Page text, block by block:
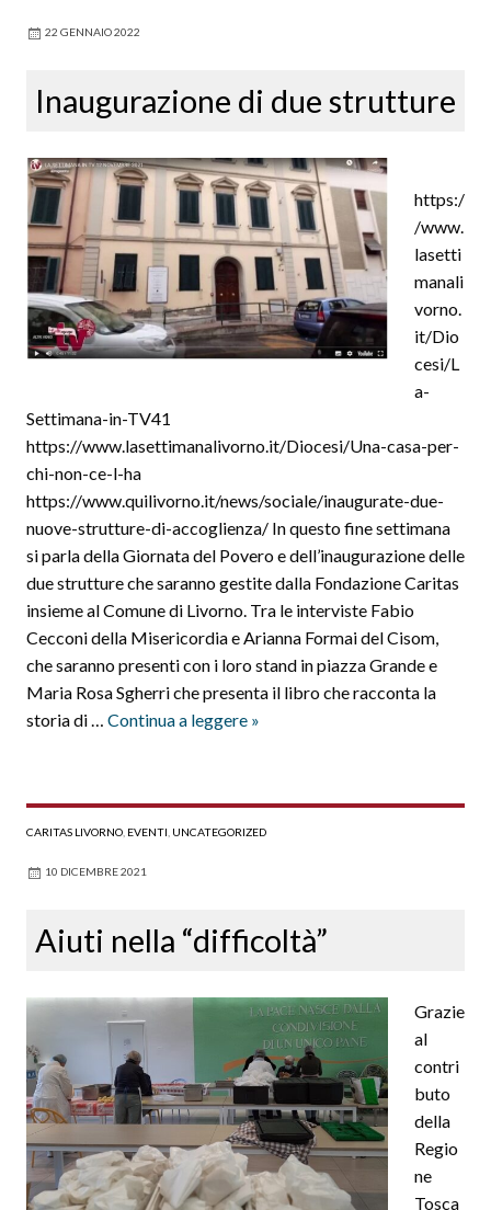
22 GENNAIO 2022
Inaugurazione di due strutture
https:/
/www.
lasetti
manali
vorno.
it/Dio
cesi/L
a-
Settimana-in-TV41
https://www.lasettimanalivorno.it/Diocesi/Una-casa-per-
chi-non-ce-l-ha
https://www.quilivorno.it/news/sociale/inaugurate-due-
nuove-strutture-di-accoglienza/ In questo fine settimana
si parla della Giornata del Povero e dell’inaugurazione delle
due strutture che saranno gestite dalla Fondazione Caritas
insieme al Comune di Livorno. Tra le interviste Fabio
Cecconi della Misericordia e Arianna Formai del Cisom,
che saranno presenti con i loro stand in piazza Grande e
Maria Rosa Sgherri che presenta il libro che racconta la
storia di … Continua a leggere Inaugurazione
strutture
»
CARITAS LIVORNO EVENTI UNCATEGORIZED
10 DICEMBRE 2021
Aiuti nella “difficoltà”
Grazie
al
contri
buto
della
Regio
ne
Tosca